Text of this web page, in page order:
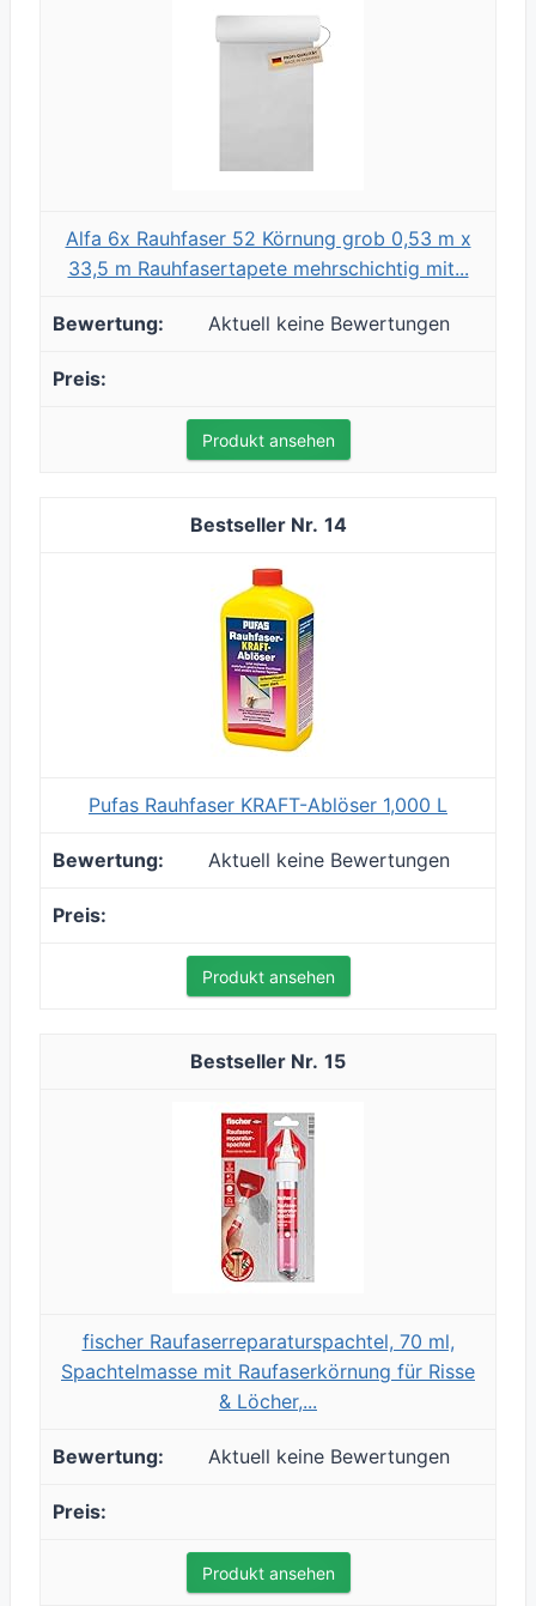
Alfa 6x Rauhfaser 52 Körnung grob 0,53 m x
33,5 m Rauhfasertapete mehrschichtig mit...
Aktuell keine Bewertungen
Produkt ansehen
14
Pufas Rauhfaser KRAFT-Ablöser 1,000 L
Aktuell keine Bewertungen
Produkt ansehen
15
fischer Raufaserreparaturspachtel, 70 ml,
Spachtelmasse mit Raufaserkörnung für Risse
& Löcher,...
Aktuell keine Bewertungen
Produkt ansehen